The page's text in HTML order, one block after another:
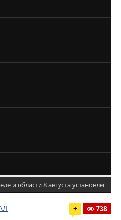
и области 8 августа установлены
+ 738